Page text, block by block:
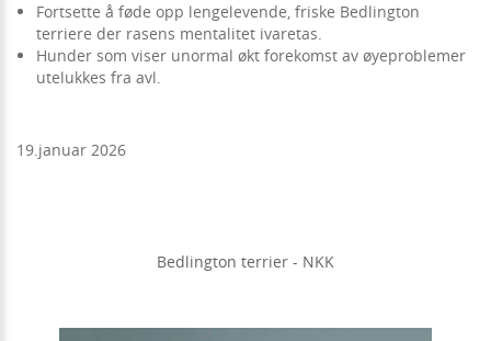
Fortsette å føde opp lengelevende, friske Bedlington
terriere der rasens mentalitet ivaretas.
Hunder som viser unormal økt forekomst av øyeproblemer
utelukkes fra avl.
19.januar 2026
Bedlington terrier - NKK